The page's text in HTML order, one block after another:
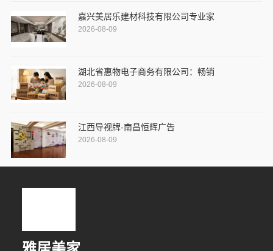
嘉兴美居乐建材科技有限公司专业家
2026-08-09
湖北省惠物电子商务有限公司：畅销
2026-08-09
江西导视牌-南昌恒辉广告
2026-08-09